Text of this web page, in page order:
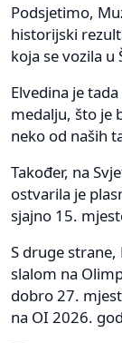
Podsjetimo,
historijski
koja se vozila u
Elvedina je
medalju, što je
neko od naših
Također, na
ostvarila je
sjajno 15.
S druge
slalom na
dobro 27.
na OI 2026.